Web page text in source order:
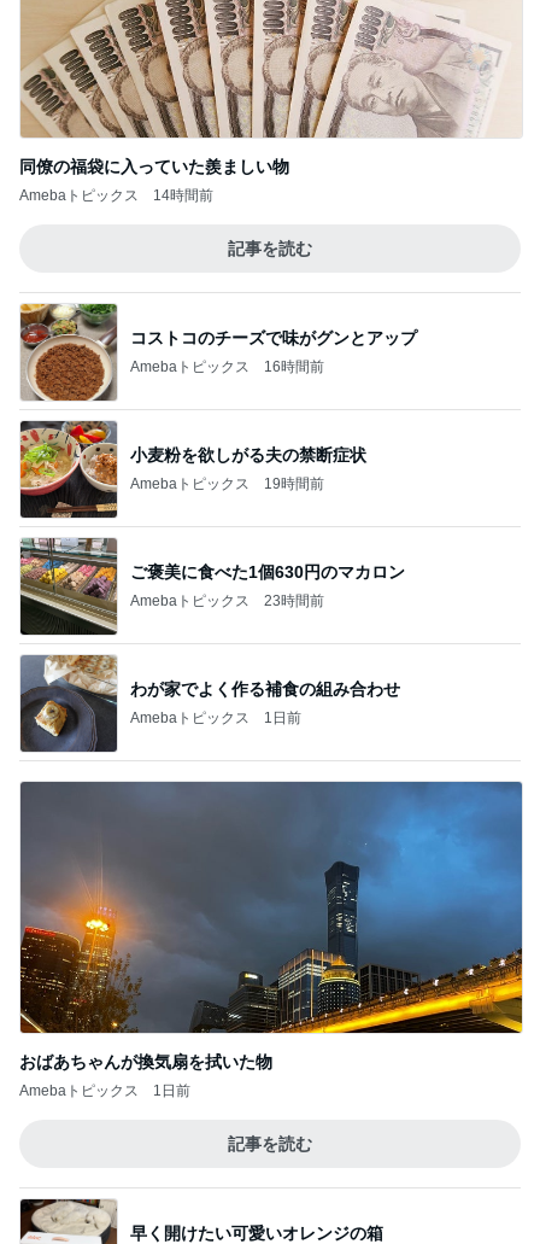
同僚の福袋に入っていた羨ましい物
Amebaトピックス 14時間前
記事を読む
コストコのチーズで味がグンとアップ
Amebaトピックス 16時間前
小麦粉を欲しがる夫の禁断症状
Amebaトピックス 19時間前
ご褒美に食べた1個630円のマカロン
Amebaトピックス 23時間前
わが家でよく作る補食の組み合わせ
Amebaトピックス 1日前
おばあちゃんが換気扇を拭いた物
Amebaトピックス 1日前
記事を読む
早く開けたい可愛いオレンジの箱